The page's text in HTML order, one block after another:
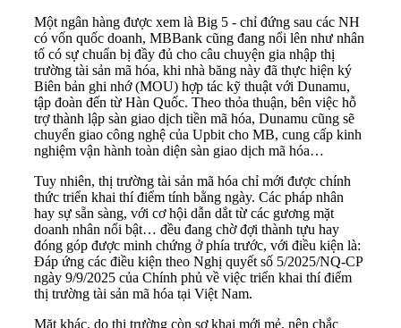
Một ngân hàng được xem là Big 5 - chỉ đứng sau các NH
có vốn quốc doanh, MBBank cũng đang nổi lên như nhân
tố có sự chuẩn bị đầy đủ cho câu chuyện gia nhập thị
trường tài sản mã hóa, khi nhà băng này đã thực hiện ký
Biên bản ghi nhớ (MOU) hợp tác kỹ thuật với Dunamu,
tập đoàn đến từ Hàn Quốc. Theo thỏa thuận, bên việc hỗ
trợ thành lập sàn giao dịch tiền mã hóa, Dunamu cũng sẽ
chuyển giao công nghệ của Upbit cho MB, cung cấp kinh
nghiệm vận hành toàn diện sàn giao dịch mã hóa…
Tuy nhiên, thị trường tài sản mã hóa chỉ mới được chính
thức triển khai thí điểm tính bằng ngày. Các pháp nhân
hay sự sẵn sàng, với cơ hội dẫn dắt từ các gương mặt
doanh nhân nổi bật… đều đang chờ đợi thành tựu hay
đóng góp được minh chứng ở phía trước, với điều kiện là:
Đáp ứng các điều kiện theo Nghị quyết số 5/2025/NQ-CP
ngày 9/9/2025 của Chính phủ về việc triển khai thí điểm
thị trường tài sản mã hóa tại Việt Nam.
Mặt khác, do thị trường còn sơ khai mới mẻ, nên chắc